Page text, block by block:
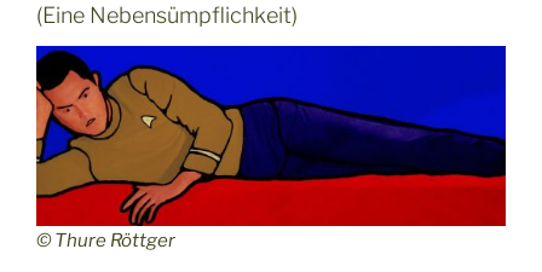
(Eine Nebensümpflichkeit)
© Thure Röttger